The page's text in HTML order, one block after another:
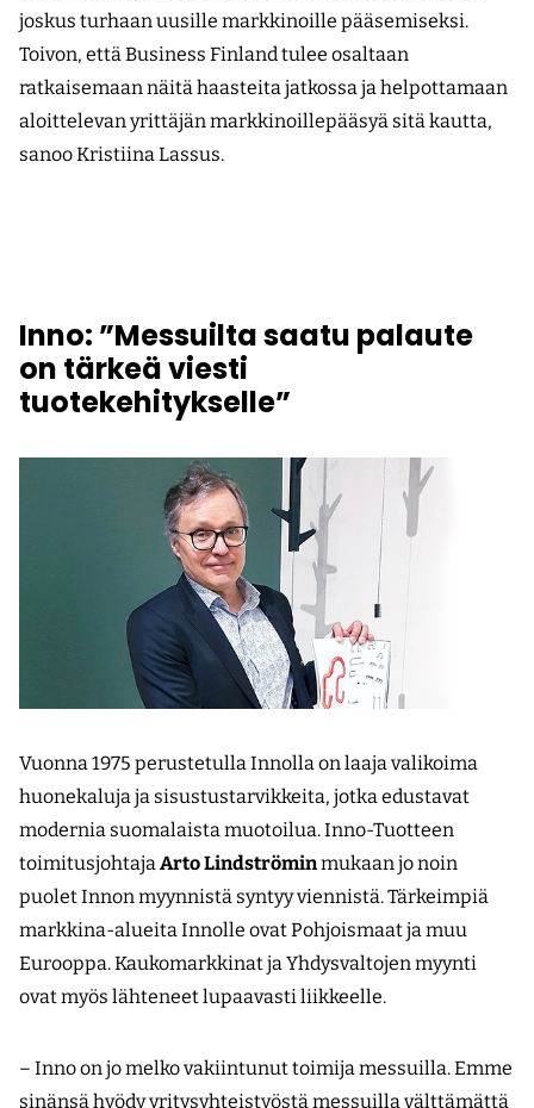
joskus turhaan uusille markkinoille pääsemiseksi.
Toivon, että Business Finland tulee osaltaan
ratkaisemaan näitä haasteita jatkossa ja helpottamaan
aloittelevan yrittäjän markkinoillepääsyä sitä kautta,
sanoo Kristiina Lassus.
Inno: ”Messuilta saatu palaute
on tärkeä viesti
tuotekehitykselle”
Vuonna 1975 perustetulla Innolla on laaja valikoima
huonekaluja ja sisustustarvikkeita, jotka edustavat
modernia suomalaista muotoilua. Inno-Tuotteen
toimitusjohtajaArto Lindströminmukaan jo noin
puolet Innon myynnistä syntyy viennistä. Tärkeimpiä
markkina-alueita Innolle ovat Pohjoismaat ja muu
Eurooppa. Kaukomarkkinat ja Yhdysvaltojen myynti
ovat myös lähteneet lupaavasti liikkeelle.
– Inno on jo melko vakiintunut toimija messuilla. Emme
sinänsä hyödy yritysyhteistyöstä messuilla välttämättä